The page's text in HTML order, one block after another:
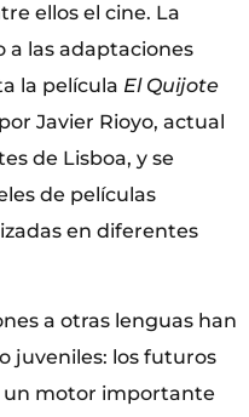
ellos el cine. La
a las adaptaciones
la película El Quijote
Javier Rioyo, actual
de Lisboa, y se
de películas
en diferentes
a otras lenguas han
juveniles: los futuros
un motor importante